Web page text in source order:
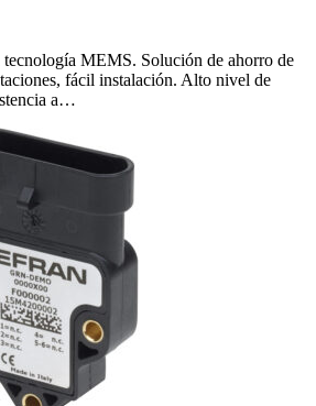
MEMS. Solución de ahorro de
fácil instalación. Alto nivel de
a…